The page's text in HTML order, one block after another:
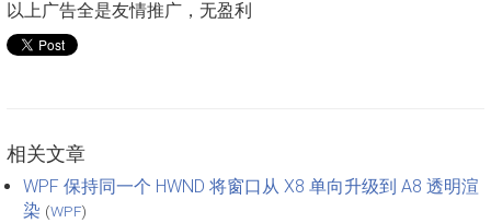
以上广告全是友情推广，无盈利
相关文章
WPF 保持同一个 HWND 将窗口从 X8 单向升级到 A8 透明渲
染 (WPF)